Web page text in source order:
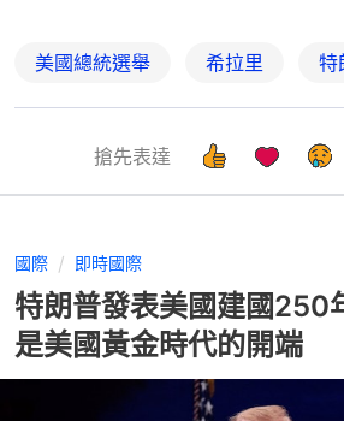
美國總統選舉 希拉里 特
搶先表達
國際 即時國際
特朗普發表美國建國250
是美國黃金時代的開端